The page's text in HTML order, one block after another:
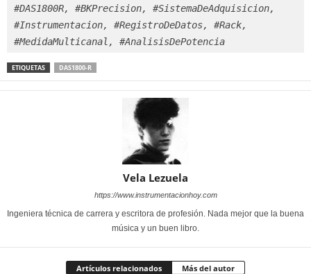
#DAS1800R, #BKPrecision, #SistemaDeAdquisicion,
#Instrumentacion, #RegistroDeDatos, #Rack,
#MedidaMulticanal, #AnalisisDePotencia
ETIQUETAS DAS1800-R
Vela Lezuela
https://www.instrumentacionhoy.com
Ingeniera técnica de carrera y escritora de profesión. Nada mejor que la buena
música y un buen libro.
Artículos relacionados Más del autor